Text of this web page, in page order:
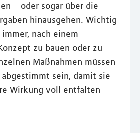
– oder sogar über die
hinausgehen. Wichtig
nach einem
zu bauen oder zu
Maßnahmen müssen
sein, damit sie
Wirkung voll entfalten